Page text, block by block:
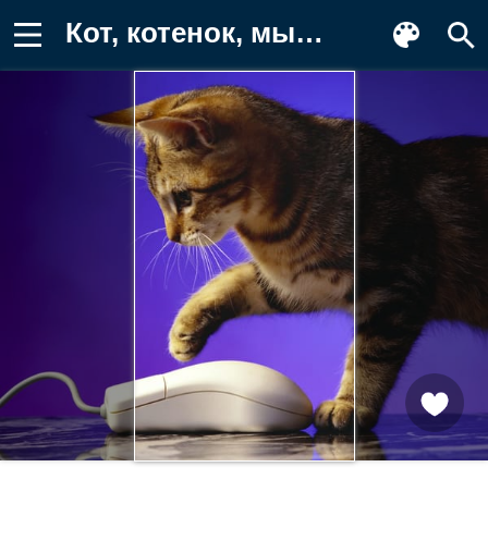
Кот, котенок, мышь, стол, компьютерная Заставка на телефон